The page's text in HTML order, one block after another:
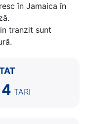
în Jamaica în
tranzit sunt
4 TARI